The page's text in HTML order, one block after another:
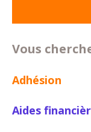
Vous
Adhésion
Aides